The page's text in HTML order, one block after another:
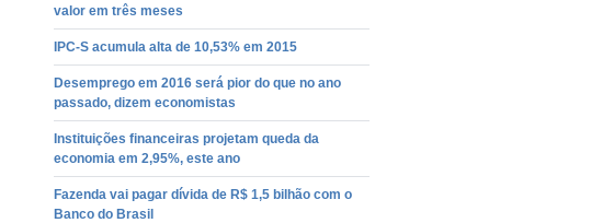
valor em três meses
IPC-S acumula alta de 10,53% em 2015
Desemprego em 2016 será pior do que no ano
passado, dizem economistas
Instituições financeiras projetam queda da
economia em 2,95%, este ano
Fazenda vai pagar dívida de R$ 1,5 bilhão com o
Banco do Brasil